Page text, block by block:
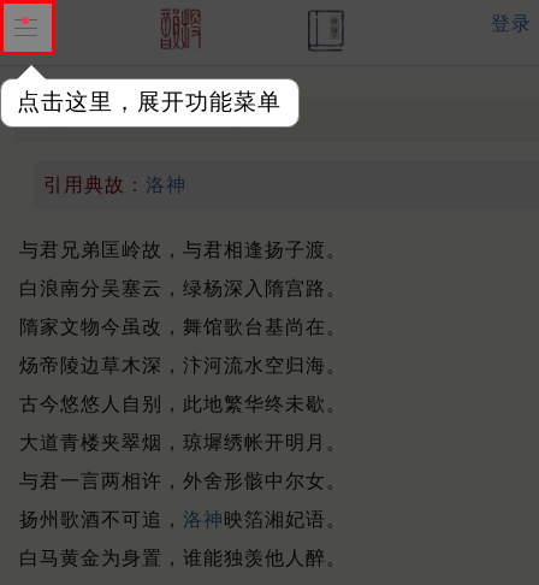
点击这里，展开功能菜单
登录
醉中赠崔膺 唐 ·李涉
引用典故： 洛神
与君兄弟匡岭故，与君相逢扬子渡。
白浪南分吴塞云，绿杨深入隋宫路。
隋家文物今虽改，舞馆歌台基尚在。
炀帝陵边草木深，汴河流水空归海。
古今悠悠人自别，此地繁华终未歇。
大道青楼夹翠烟，琼墀绣帐开明月。
与君一言两相许，外舍形骸中尔女。
扬州歌酒不可追， 洛神 映箔湘妃语。
白马黄金为身置，谁能独羡他人醉。